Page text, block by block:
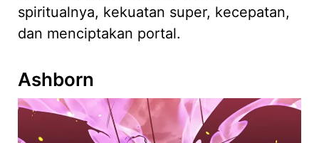
spiritualnya, kekuatan super, kecepatan,
dan menciptakan portal.
Ashborn